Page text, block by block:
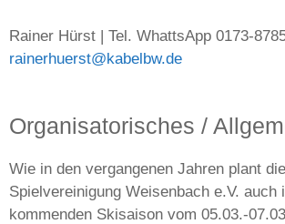
Rainer Hürst | Tel. WhattsApp 0173-
rainerhuerst@kabelbw.de
Organisatorisches /
Wie in den vergangenen Jahren plant die
Spielvereinigung Weisenbach e.V. auch
kommenden Skisaison vom 05.03.-